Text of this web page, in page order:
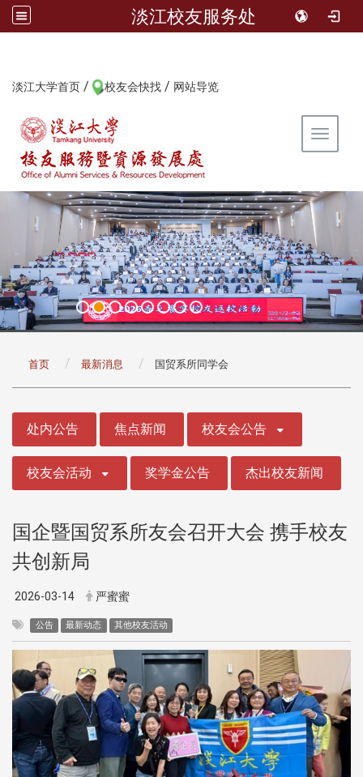
淡江校友服务处
淡江大学首页 / 校友会快找 / 网站导览
Toggle
首页 最新消息 国贸系所同学会
处内公告 焦点新闻 校友会公告
校友会活动 奖学金公告 杰出校友新闻
国企暨国贸系所友会召开大会 携手校友
共创新局
2026-03-14 严蜜蜜
公告 最新动态 其他校友活动